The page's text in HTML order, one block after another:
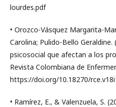
lourdes.pdf
• Orozco-Vásquez Margarita-
Carolina; Pulido-Bello
psicosocial que afectan a los
Revista Colombiana de
https://doi.org/10.18270/
• Ramírez, E., & Valenzuela, S.